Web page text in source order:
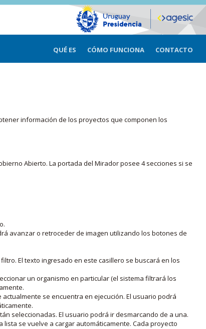
QUÉ ES CÓMO FUNCIONA CONTACTO
información de los proyectos que componen los
Abierto. La portada del Mirador posee 4 secciones si se
avanzar o retroceder de imagen utilizando los botones de
El texto ingresado en este casillero se buscará en los
un organismo en particular (el sistema filtrará los
se encuentra en ejecución. El usuario podrá
seleccionadas. El usuario podrá ir desmarcando de a una.
se vuelve a cargar automáticamente. Cada proyecto